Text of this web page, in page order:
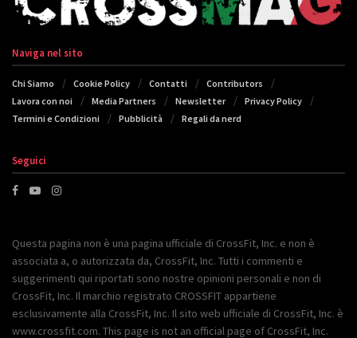
Naviga nel sito
Chi Siamo Cookie Policy Contatti
Contributors
Lavora con noi
Media Partners Newsletter
Privacy Policy
Termini e Condizioni
Pubblicità Regali da nerd
Seguici
Questa pagina non è una pagina ufficiale di CrossFit, Inc. e non è
associata a, o autorizzata da, CrossFit, Inc. Tutti i commenti e
suggerimenti qui riportati sono nostre opinioni personali e non di
CrossFit, Inc. Il marchio registrato CROSSFIT appartiene
esclusivamente alla CrossFit, Inc. Il sito web ufficiale di CrossFit, Inc. è
www.crossfit.com. This page is not an official page of CrossFit, Inc.